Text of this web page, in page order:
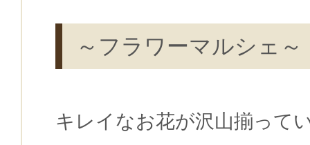
～フラワーマルシェ～
キレイなお花が沢山揃って